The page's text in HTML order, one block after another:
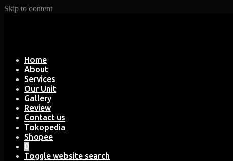
Skip to content
Home
About
Services
Our Unit
Gallery
Review
Contact us
Tokopedia
Shopee
0
Toggle website search